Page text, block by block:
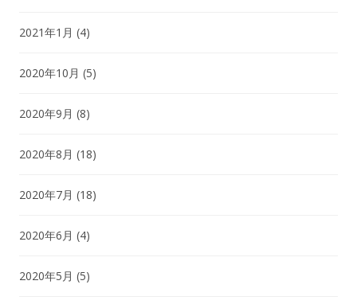
2021年1月 (4)
2020年10月 (5)
2020年9月 (8)
2020年8月 (18)
2020年7月 (18)
2020年6月 (4)
2020年5月 (5)